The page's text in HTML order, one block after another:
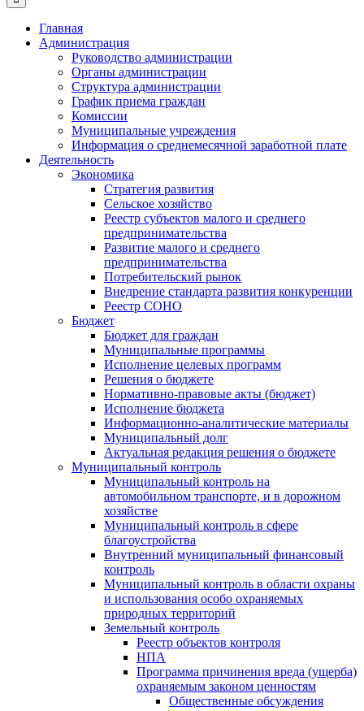
Главная
Администрация
Руководство администрации
Органы администрации
Структура администрации
График приема граждан
Комиссии
Муниципальные учреждения
Информация о среднемесячной заработной плате
Деятельность
Экономика
Стратегия развития
Сельское хозяйство
Реестр субъектов малого и среднего
предпринимательства
Развитие малого и среднего
предпринимательства
Потребительский рынок
Внедрение стандарта развития конкуренции
Реестр СОНО
Бюджет
Бюджет для граждан
Муниципальные программы
Исполнение целевых программ
Решения о бюджете
Нормативно-правовые акты (бюджет)
Исполнение бюджета
Информационно-аналитические материалы
Муниципальный долг
Актуальная редакция решения о бюджете
Муниципальный контроль
Муниципальный контроль на
автомобильном транспорте, и в дорожном
хозяйстве
Муниципальный контроль в сфере
благоустройства
Внутренний муниципальный финансовый
контроль
Муниципальный контроль в области охраны
и использования особо охраняемых
природных территорий
Земельный контроль
Реестр объектов контроля
НПА
Программа причинения вреда (ущерба)
охраняемым законом ценностям
Общественные обсуждения